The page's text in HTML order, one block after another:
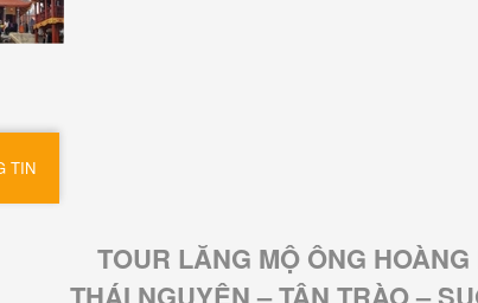
TIN
TOUR LĂNG MỘ ÔNG